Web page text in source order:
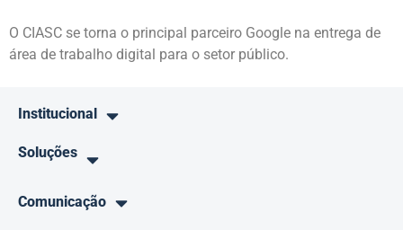
O CIASC se torna o principal parceiro Google na entrega de
área de trabalho digital para o setor público.
Institucional
Soluções
Comunicação